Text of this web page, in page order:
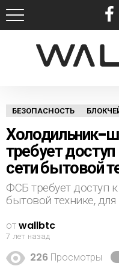
БЕЗОПАСНОСТЬ
Холодильник-
требует
сети бытовой
ФСБ требует доступ
бытовой технике, для
отwallbtc
7 лет назад
226 Просмотры